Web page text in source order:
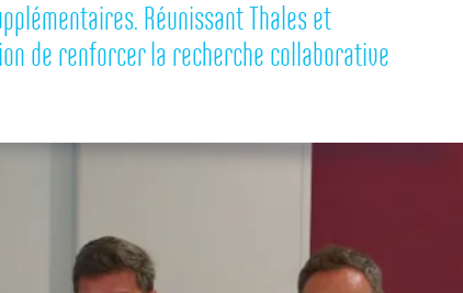
Réunissant Thales et
de renforcer la recherche collaborative